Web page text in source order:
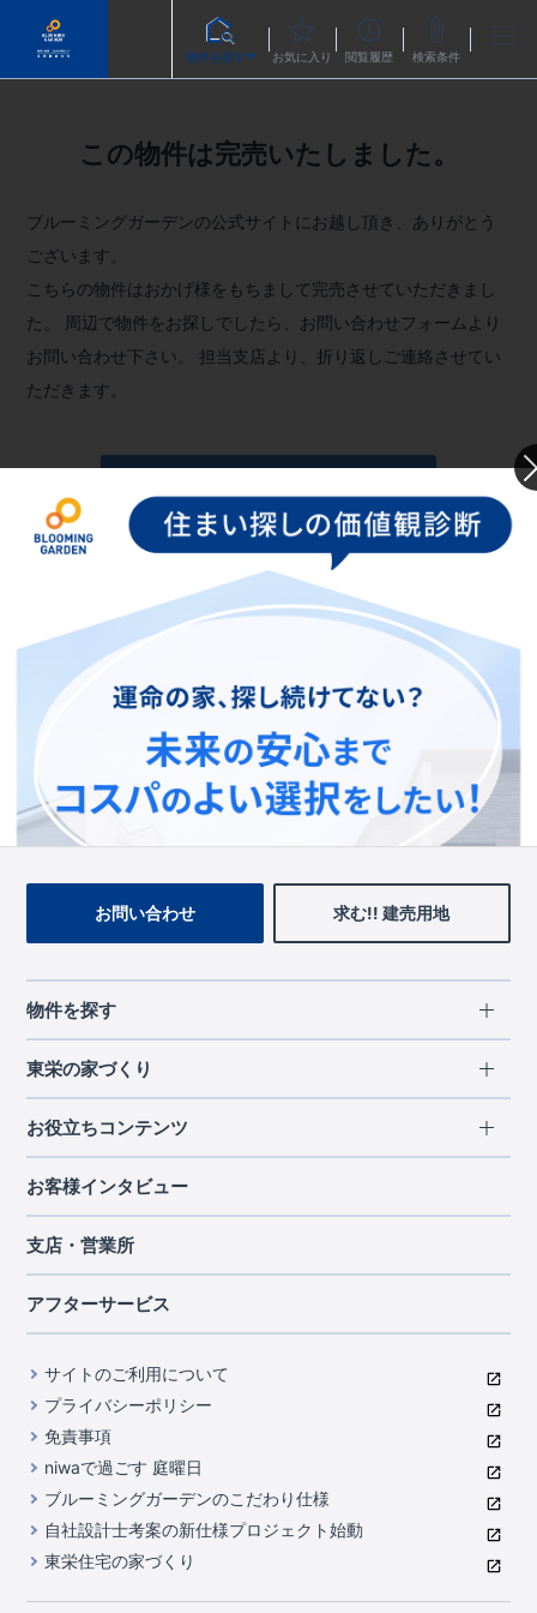
物件を探す お気に入り 閲覧履歴 検索条件
この物件は完売いたしました。
ブルーミングガーデンの公式サイトにお越し頂き、ありがとう
ございます。
こちらの物件はおかげ様をもちまして完売させていただきまし
た。
周辺で物件をお探しでしたら、お問い合わせフォームより
お問い合わせ下さい。
担当支店より、折り返しご連絡させてい
ただきます。
お問い合わせフォームへ
この物件を見ている人に
おすすめの物件
お問い合わせ 求む!! 建売用地
物件を探す
エリアから探す
北海道・東北
北海道
宮城県
千葉県
中部
山梨県
静岡県
滋賀県
京都府
中国・四国
岡山県
広島県
九州・沖縄
福岡県
熊本県
東栄の家づくり
長期優良住宅
住宅性能評価書
ブルーミングガーデンは地震につよい<建物編>
室内空間を快適に保つ断熱性能
コストパフォーマンスに自信
充実のアフターサポート
第三者評価によるお墨付き
家づくりのプロにも選ばれるブルーミングガーデン
住んでみるとじわじわ伝わる暮らしやすさへのこだわり
自社一貫体制
お役立ちコンテンツ
ご契約までの道のり
現地見学ガイド
ご紹介制度のご案内
東栄INDEX（用語集）
お客様インタビュー
支店・営業所
アフターサービス
サイトのご利用について
プライバシーポリシー
免責事項
niwaで過ごす 庭曜日
ブルーミングガーデンのこだわり仕様
自社設計士考案の新仕様プロジェクト始動
東栄住宅の家づくり